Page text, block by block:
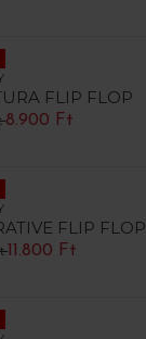
FLIP FLOP
8.900 Ft
FLIP FLOP
11.800 Ft